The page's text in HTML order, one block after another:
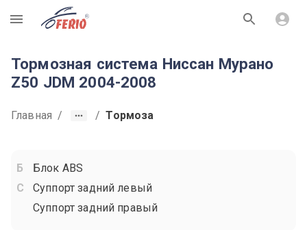
R
Тормозная система Ниссан Мурано
Z50 JDM 2004-2008
Главная / / Тормоза
Блок ABS
Суппорт задний левый
Суппорт задний правый